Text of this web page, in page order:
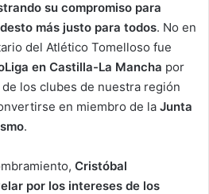
su compromiso para
más justo para todos. No en
del Atlético Tomelloso fue
en Castilla-La Mancha por
los clubes de nuestra región
en miembro de la Junta
.
Cristóbal
por los intereses de los